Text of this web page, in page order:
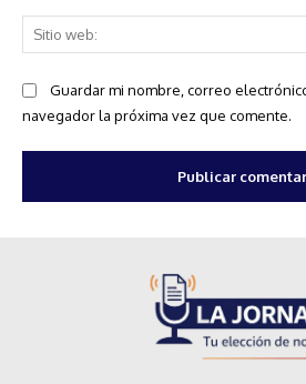
Guardar mi nombre, correo
navegador la próxima vez que comente.